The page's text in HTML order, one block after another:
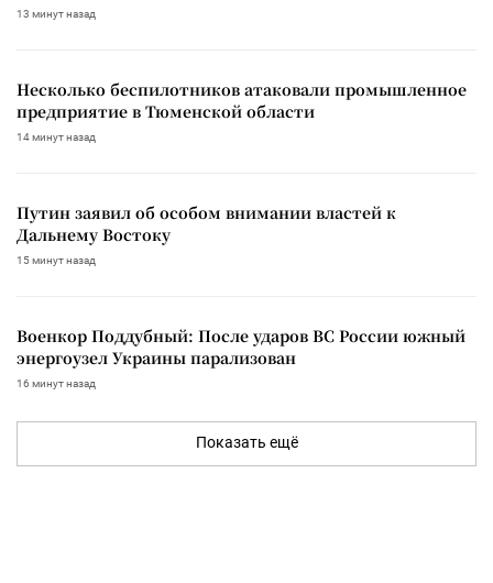
13 минут назад
Несколько беспилотников атаковали промышленное
предприятие в Тюменской области
14 минут назад
Путин заявил об особом внимании властей к
Дальнему Востоку
15 минут назад
Военкор Поддубный: После ударов ВС России южный
энергоузел Украины парализован
16 минут назад
Показать ещё